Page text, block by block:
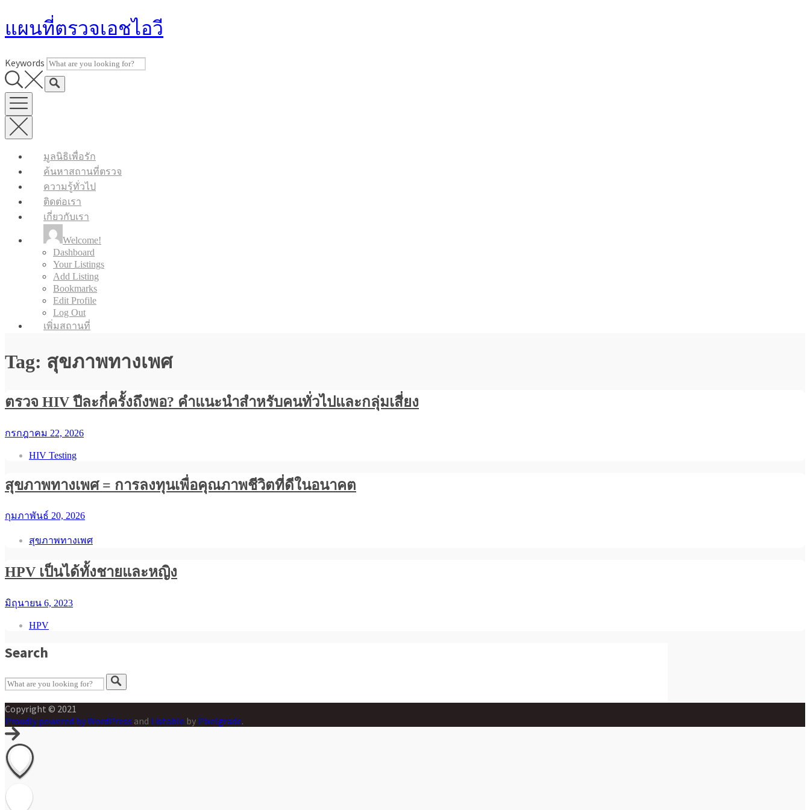
to
แผนที่ตรวจเอชไอวี
Keywords
มูลนิธิเพื่อรัก
ค้นหาสถานที่ตรวจ
ความรู้ทั่วไป
ติดต่อเรา
เกี่ยวกับเรา
Welcome!
Dashboard
Your Listings
Add Listing
Bookmarks
Edit Profile
Log Out
เพิ่มสถานที่
Tag: สุขภาพทางเพศ
ตรวจ HIV ปีละกี่ครั้งถึงพอ? คำแนะนำสำหรับคนทั่วไปและกลุ่มเสี่ยง
กรกฎาคม 22, 2026
HIV Testing
สุขภาพทางเพศ = การลงทุนเพื่อคุณภาพชีวิตที่ดีในอนาคต
กุมภาพันธ์ 20, 2026
สุขภาพทางเพศ
HPV เป็นได้ทั้งชายและหญิง
มิถุนายน 6, 2023
HPV
Search
Copyright © 2021
Proudly powered by WordPress and Listable by Pixelgrade.